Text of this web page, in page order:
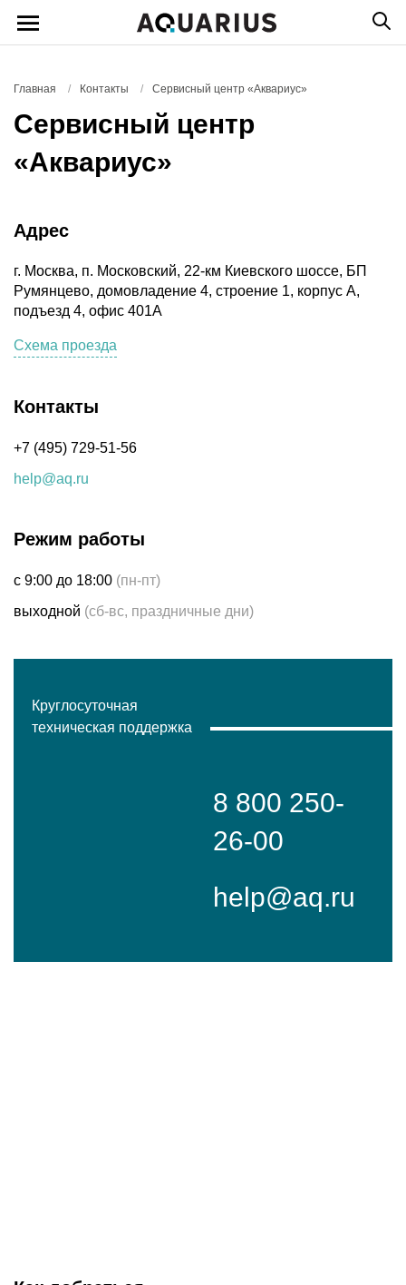
Главная / Контакты / Сервисный центр «Аквариус»
Сервисный центр
«Аквариус»
Адрес
г. Москва, п. Московский, 22-км Киевского шоссе, БП
Румянцево, домовладение 4, строение 1, корпус А,
подъезд 4, офис 401А
Схема проезда
Контакты
+7 (495) 729-51-56
help@aq.ru
Режим работы
с 9:00 до 18:00 (пн-пт)
выходной (сб-вс, праздничные дни)
Круглосуточная
техническая поддержка
8 800 250-
26-00
help@aq.ru